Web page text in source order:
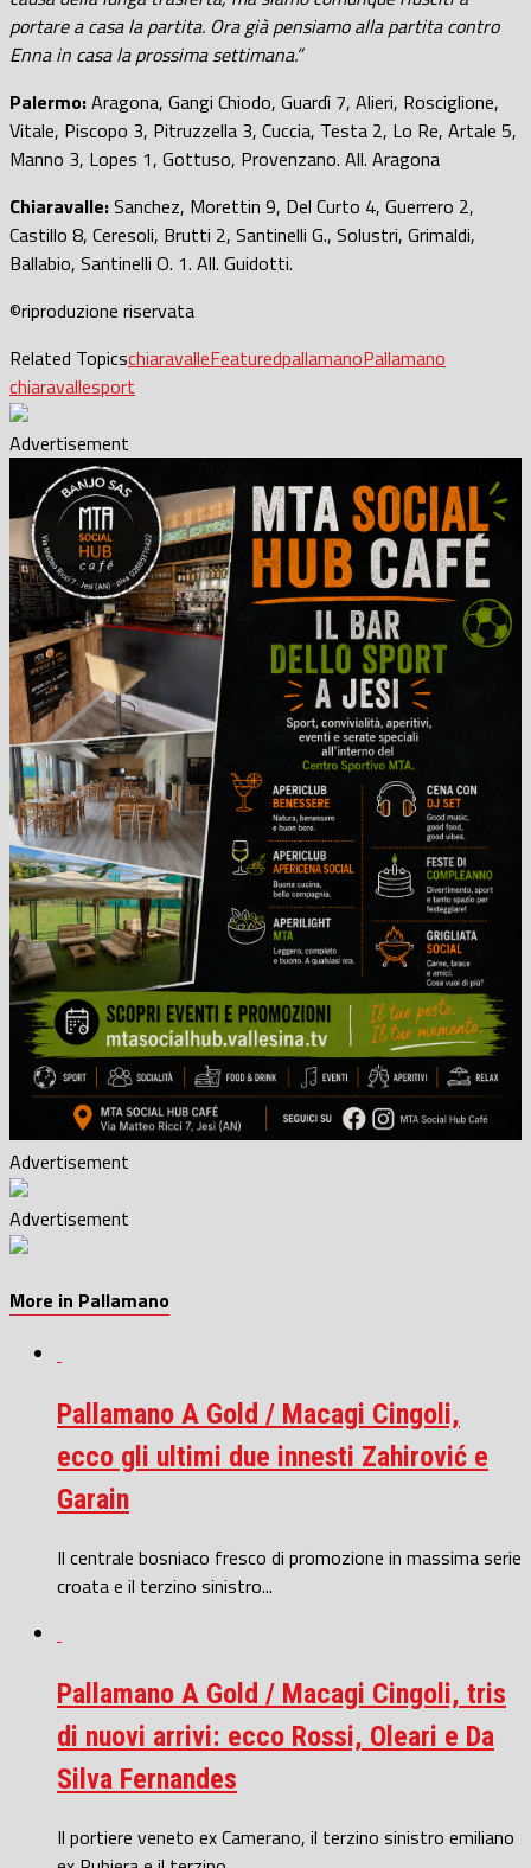
portare a casa la partita. Ora già pensiamo alla partita contro
Enna in casa la prossima settimana.”
Palermo:Aragona, Gangi Chiodo, Guardì 7, Alieri, Rosciglione,
Vitale, Piscopo 3, Pitruzzella 3, Cuccia, Testa 2, Lo Re, Artale 5,
Manno 3, Lopes 1, Gottuso, Provenzano. All. Aragona
Chiaravalle:Sanchez, Morettin 9, Del Curto 4, Guerrero 2,
Castillo 8, Ceresoli, Brutti 2, Santinelli G., Solustri, Grimaldi,
Ballabio, Santinelli O. 1. All. Guidotti.
©riproduzione riservata
Related TopicschiaravalleFeaturedpallamanoPallamano
chiaravallesport
Advertisement
Advertisement
Advertisement
More in Pallamano
Pallamano A Gold / Macagi Cingoli,
ecco gli ultimi due innesti Zahirović e
Garain
Il centrale bosniaco fresco di promozione in massima serie
croata e il terzino sinistro...
Pallamano A Gold / Macagi Cingoli, tris
di nuovi arrivi: ecco Rossi, Oleari e Da
Silva Fernandes
Il portiere veneto ex Camerano, il terzino sinistro emiliano